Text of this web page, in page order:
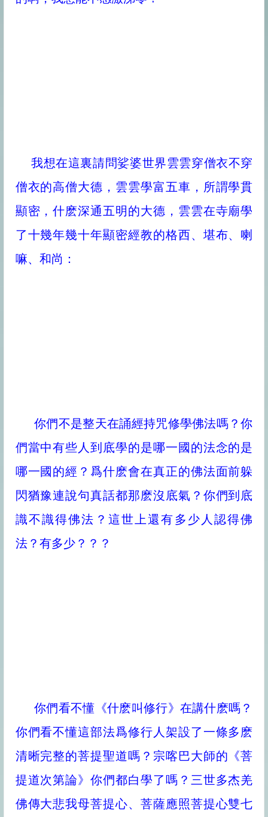
我想在這裏請問娑婆世界雲雲穿僧衣不穿
僧衣的高僧大德，雲雲學富五車，所謂學貫
顯密，什麽深通五明的大德，雲雲在寺廟學
了十幾年幾十年顯密經教的格西、堪布、喇
嘛、和尚：
你們不是整天在誦經持咒修學佛法嗎？你
們當中有些人到底學的是哪一國的法念的是
哪一國的經？爲什麽會在真正的佛法面前躲
閃猶豫連說句真話都那麽沒底氣？你們到底
識不識得佛法？這世上還有多少人認得佛
法？有多少？？？
你們看不懂《什麽叫修行》在講什麽嗎？
你們看不懂這部法爲修行人架設了一條多麽
清晰完整的菩提聖道嗎？宗喀巴大師的《菩
提道次第論》你們都白學了嗎？三世多杰羌
佛傳大悲我母菩提心、菩薩應照菩提心雙七